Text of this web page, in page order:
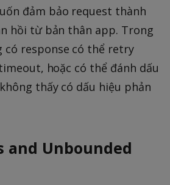
đảm bảo request thành
hồi từ bản thân app. Trong
response có thể retry
hoặc có thể đánh dấu
thấy có dấu hiệu phản
and Unbounded